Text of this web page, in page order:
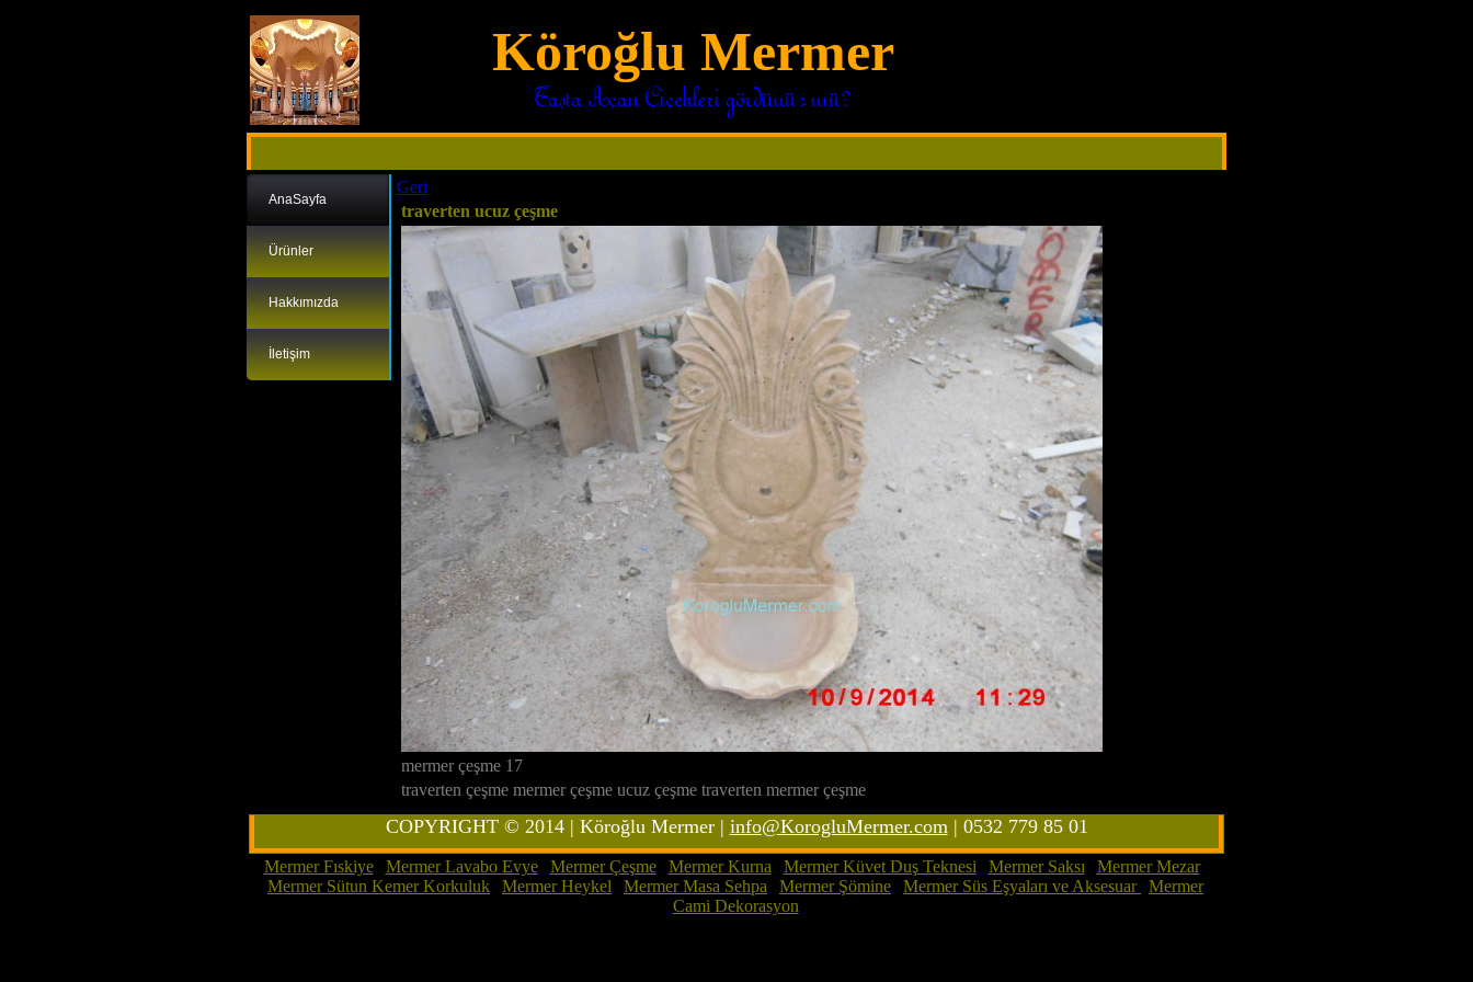
Köroğlu Mermer
Taşta Açan Çiçekleri gördünüz mü?
AnaSayfa
Ürünler
Hakkımızda
İletişim
Geri
traverten ucuz çeşme
mermer çeşme 17
traverten çeşme mermer çeşme ucuz çeşme traverten mermer çeşme
COPYRIGHT © 2014 | Köroğlu Mermer | info@KorogluMermer.com| 0532 779 85 01
Mermer Fıskiye| Mermer Lavabo Evye| Mermer Çeşme| Mermer Kurna Mermer Küvet Duş Teknesi Mermer Saksı Mermer Mezar|
Mermer Sütun Kemer Korkuluk
Mermer Heykel Mermer Masa Sehpa Mermer Şömine Mermer Süs Eşyaları ve Aksesuar Mermer
Cami Dekorasyon